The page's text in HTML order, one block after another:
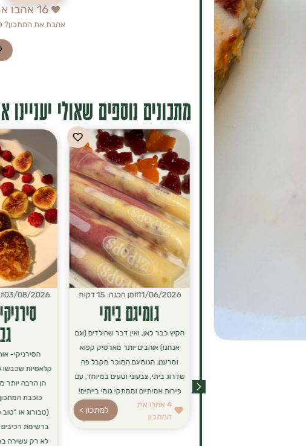
16אהבו
אהבת את המתכון?
מתכונים נוספים שאולי יעניינו
פנקייק "שאריות"
לפעמים נשארות בצלחת שאריות
11/06/2026זמן הכנה: 15 דקות
גומיגם ביתי
הקיץ כבר כאן, ואין דבר שהילדים (וגם
אנחנו) אוהבים יותר מארטיק קפוא
ומרענן. הגומיגם המוכר מקבל פה
שדרוג ביתי, צבעוני וטעים במיוחד, עם
פירות אמיתיים וממתקי גומי בייתים!
4אהבו את
המתכון
למתכון >
03/08/2026
הסירניקי-
קלאסיות
הן הרבה יותר
כוכבת
(טבורוג או
ברשימת
לא רק עשירה